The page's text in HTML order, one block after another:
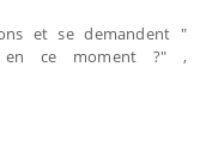
et se demandent "
en ce moment ?" ,